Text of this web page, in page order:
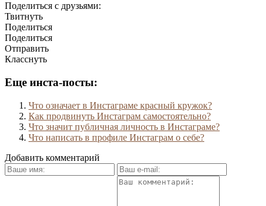
Поделиться с друзьями:
Твитнуть
Поделиться
Поделиться
Отправить
Класснуть
Еще инста-посты:
Что означает в Инстаграме красный кружок?
Как продвинуть Инстаграм самостоятельно?
Что значит публичная личность в Инстаграме?
Что написать в профиле Инстаграм о себе?
Добавить комментарий